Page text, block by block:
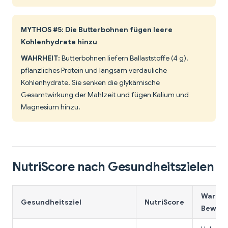
MYTHOS #5: Die Butterbohnen fügen leere
Kohlenhydrate hinzu
WAHRHEIT: Butterbohnen liefern Ballaststoffe (4 g),
pflanzliches Protein und langsam verdauliche
Kohlenhydrate. Sie senken die glykämische
Gesamtwirkung der Mahlzeit und fügen Kalium und
Magnesium hinzu.
NutriScore nach Gesundheitszielen
Gesundheitsziel NutriScore